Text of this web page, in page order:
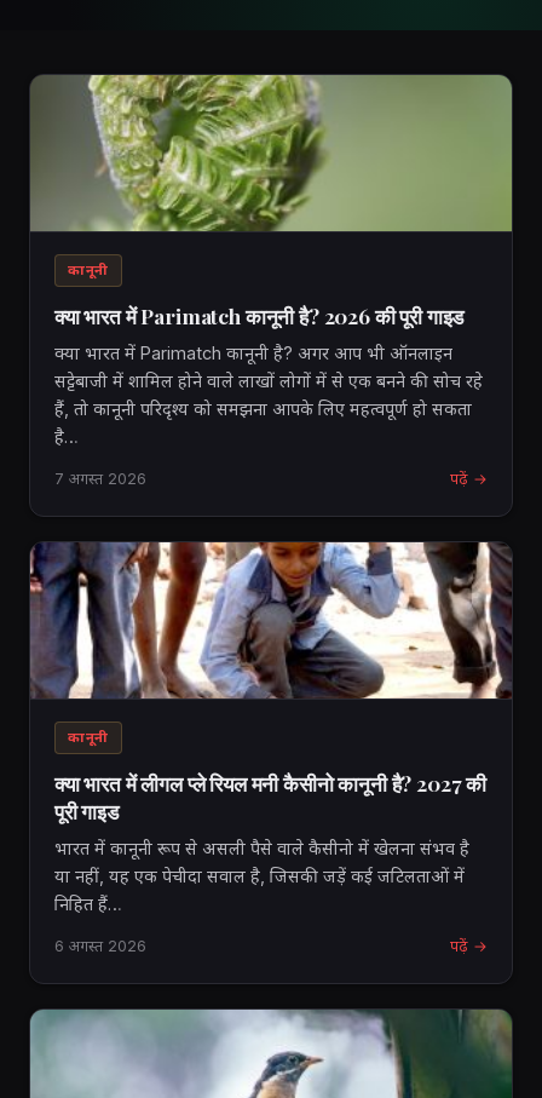
कानूनी
क्या भारत में Parimatch कानूनी है? 2026 की पूरी गाइड
क्या भारत में Parimatch कानूनी है? अगर आप भी ऑनलाइन
सट्टेबाजी में शामिल होने वाले लाखों लोगों में से एक बनने की सोच रहे
हैं, तो कानूनी परिदृश्य को समझना आपके लिए महत्वपूर्ण हो सकता
है…
7 अगस्त 2026 पढ़ें →
कानूनी
क्या भारत में लीगल प्ले रियल मनी कैसीनो कानूनी है? 2027 की
पूरी गाइड
भारत में कानूनी रूप से असली पैसे वाले कैसीनो में खेलना संभव है
या नहीं, यह एक पेचीदा सवाल है, जिसकी जड़ें कई जटिलताओं में
निहित हैं…
6 अगस्त 2026 पढ़ें →